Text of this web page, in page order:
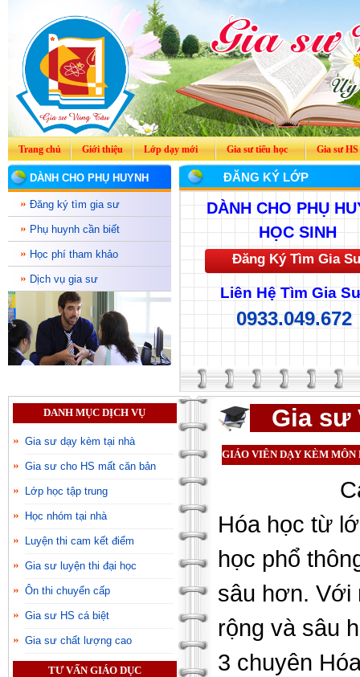
Trang chủ Giới thiệu Lớp dạy mới Gia sư tiểu học Gia sư HS
DÀNH CHO PHỤ HUYNH
Đăng ký tìm gia sư
Phụ huynh cần biết
Học phí tham khảo
Dịch vụ gia sư
ĐĂNG KÝ LỚP
DÀNH CHO PHỤ
HỌC SINH
Đăng Ký Tìm Gia
Liên Hệ Tìm Gia
0933.049.672
DANH MỤC DỊCH VỤ
Gia sư dạy kèm tại nhà
Gia sư cho HS mất căn bản
Lớp học tập trung
Học nhóm tại nhà
Luyện thi cam kết điểm
Gia sư luyện thi đại học
Ôn thi chuyển cấp
Gia sư HS cá biệt
Gia sư chất lượng cao
TƯ VẤN GIÁO DỤC
Gia sư
GIÁO VIÊN DẠY KÈM MÔN
Các em
Hóa học từ
học phổ
sâu hơn. Với
rộng và sâu
3 chuyên